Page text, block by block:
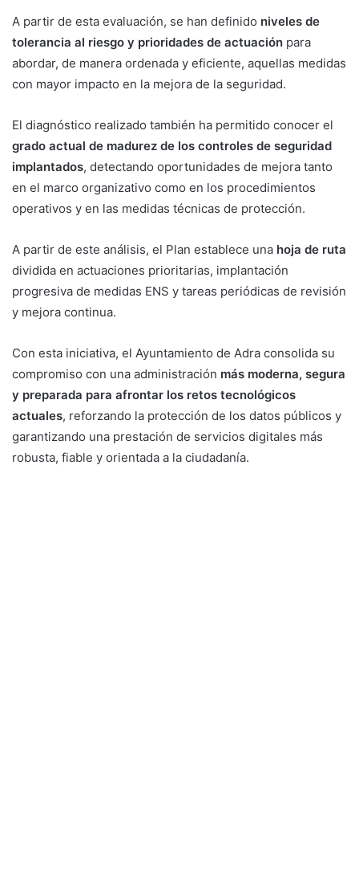
A partir de esta evaluación, se han definido niveles de
tolerancia al riesgo y prioridades de actuación para
abordar, de manera ordenada y eficiente, aquellas medidas
con mayor impacto en la mejora de la seguridad.
El diagnóstico realizado también ha permitido conocer el
grado actual de madurez de los controles de seguridad
implantados, detectando oportunidades de mejora tanto
en el marco organizativo como en los procedimientos
operativos y en las medidas técnicas de protección.
A partir de este análisis, el Plan establece una hoja de ruta
dividida en actuaciones prioritarias, implantación
progresiva de medidas ENS y tareas periódicas de revisión
y mejora continua.
Con esta iniciativa, el Ayuntamiento de Adra consolida su
compromiso con una administración más moderna, segura
y preparada para afrontar los retos tecnológicos
actuales, reforzando la protección de los datos públicos y
garantizando una prestación de servicios digitales más
robusta, fiable y orientada a la ciudadanía.